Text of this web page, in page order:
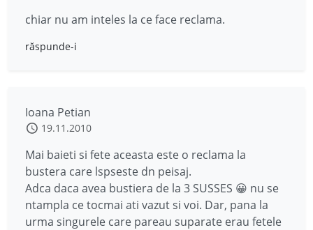
chiar nu am inteles la ce face reclama.
răspunde-i
Ioana Petian
19.11.2010
Mai baieti si fete aceasta este o reclama la
bustera care lspseste dn peisaj.
Adca daca avea bustiera de la 3 SUSSES 😀 nu se
ntampla ce tocmai ati vazut si voi. Dar, pana la
urma singurele care pareau suparate erau fetele